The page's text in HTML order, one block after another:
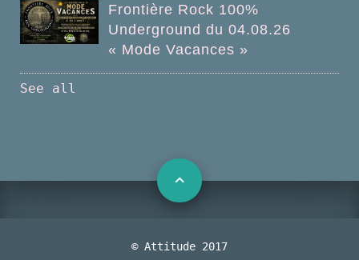
Frontière Rock 100%
Underground du 04.08.26
« Mode Vacances »
See all
© Attitude 2017